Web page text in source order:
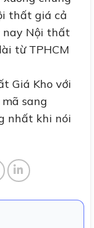
thất giá cả
nay Nội thất
từ TPHCM
Giá Kho với
sang
nhất khi nói